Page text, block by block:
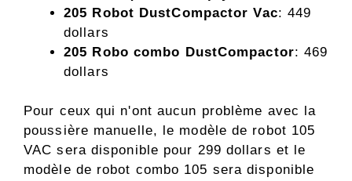
205 Robot DustCompactor Vac: 449
dollars
205 Robo combo DustCompactor: 469
dollars
Pour ceux qui n'ont aucun problème avec la
poussière manuelle, le modèle de robot 105
VAC sera disponible pour 299 dollars et le
modèle de robot combo 105 sera disponible